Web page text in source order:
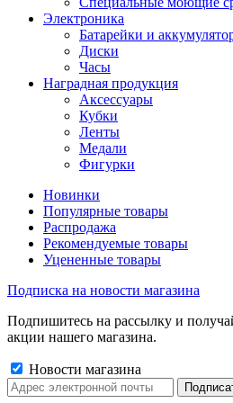
Электроника
Батарейки и
Диски
Часы
Наградная продукция
Аксессуары
Кубки
Ленты
Медали
Фигурки
Новинки
Популярные товары
Распродажа
Рекомендуемые товары
Уцененные товары
Подписка на новости магазина
Подпишитесь на рассылку и
акции нашего магазина.
Новости магазина